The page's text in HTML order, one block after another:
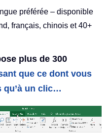
préférée – disponible
français, chinois et 40+
plus de 300
que ce dont vous
qu’à un clic…